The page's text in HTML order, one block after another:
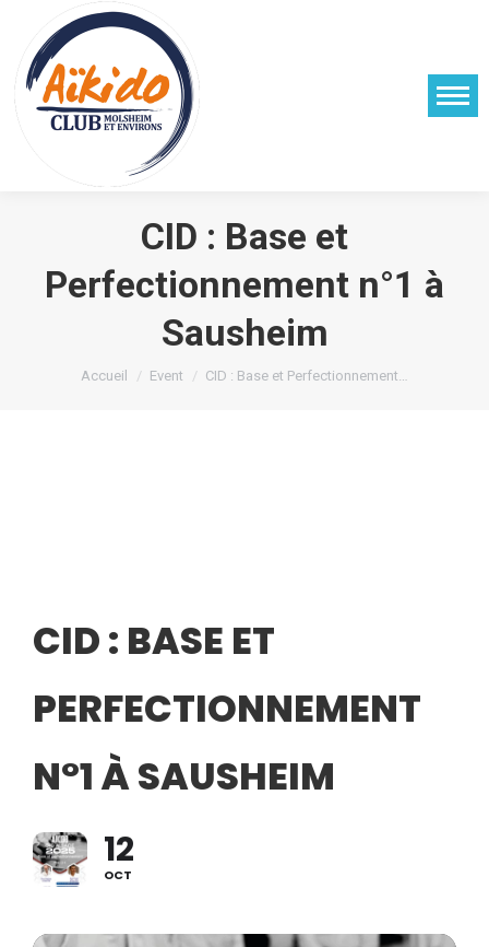
CID : Base et
Perfectionnement n°1 à
Sausheim
Vous êtes ici :
Accueil Event CID : Base et Perfectionnement…
CID : BASE ET
PERFECTIONNEMENT
N°1 À SAUSHEIM
12
OCT